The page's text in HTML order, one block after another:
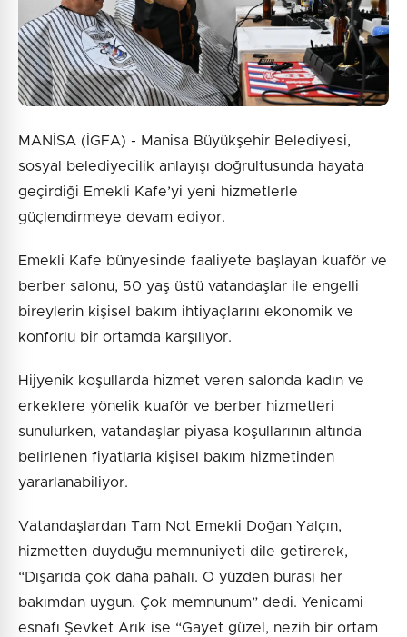
MANİSA (İGFA) - Manisa Büyükşehir Belediyesi,
sosyal belediyecilik anlayışı doğrultusunda hayata
geçirdiği Emekli Kafe’yi yeni hizmetlerle
güçlendirmeye devam ediyor.
Emekli Kafe bünyesinde faaliyete başlayan kuaför ve
berber salonu, 50 yaş üstü vatandaşlar ile engelli
bireylerin kişisel bakım ihtiyaçlarını ekonomik ve
konforlu bir ortamda karşılıyor.
Hijyenik koşullarda hizmet veren salonda kadın ve
erkeklere yönelik kuaför ve berber hizmetleri
sunulurken, vatandaşlar piyasa koşullarının altında
belirlenen fiyatlarla kişisel bakım hizmetinden
yararlanabiliyor.
Vatandaşlardan Tam Not Emekli Doğan Yalçın,
hizmetten duyduğu memnuniyeti dile getirerek,
“Dışarıda çok daha pahalı. O yüzden burası her
bakımdan uygun. Çok memnunum” dedi. Yenicami
esnafı Şevket Arık ise “Gayet güzel, nezih bir ortam